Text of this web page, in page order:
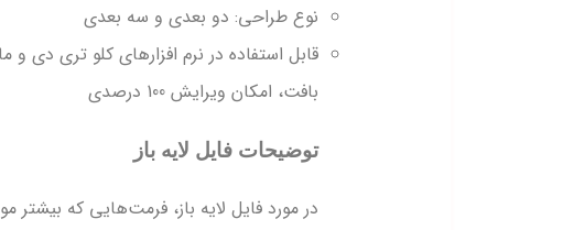
نوع طراحی: دو بعدی و سه بعدی
قابل استفاده در نرم افزارهای کلو تری دی
بافت، امکان ویرایش 100 درصدی
توضیحات فایل لایه باز